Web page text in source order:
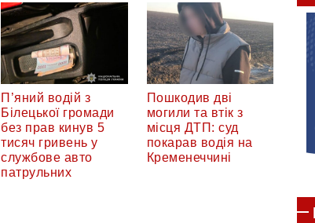
П’яний водій з
Білецької громади
без прав кинув 5
тисяч гривень у
службове авто
патрульних
Пошкодив дві
могили та втік з
місця ДТП: суд
покарав водія на
Кременеччині